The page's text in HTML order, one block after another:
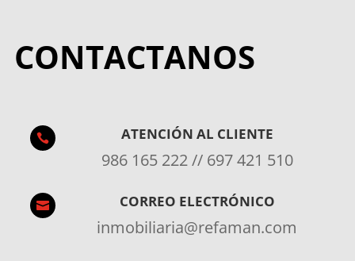
CONTACTANOS
 ATENCIÓN AL CLIENTE
986 165 222 // 697 421 510
 CORREO ELECTRÓNICO
inmobiliaria@refaman.com